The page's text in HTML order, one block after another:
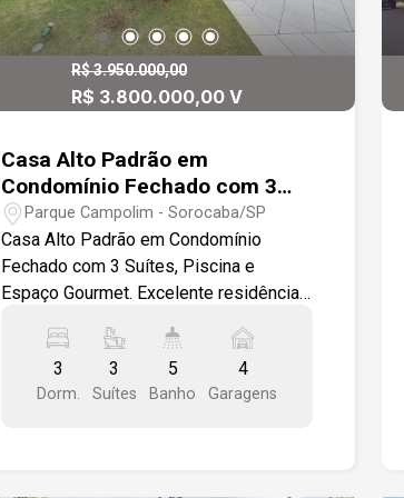
e descubra por que este imóvel é o
destino perfeito para o seu negócio O
imóvel precisa de reforma.
R$ 3.950.000,00
R$ 3.800.000,00 V
Casa Alto Padrão em
Condomínio Fechado com 3
Suítes, Piscina e Espaço
Gourmet.
Parque Campolim - Sorocaba/SP
Casa Alto Padrão em Condomínio
Fechado com 3 Suítes, Piscina e
Espaço Gourmet. Excelente residência
infraestrutura completa para quem
busca conforto, privacidade e qualidade
de vida. A casa impressiona pelos
3
Dorm.
3
Suítes
5
Banho
4
Garagens